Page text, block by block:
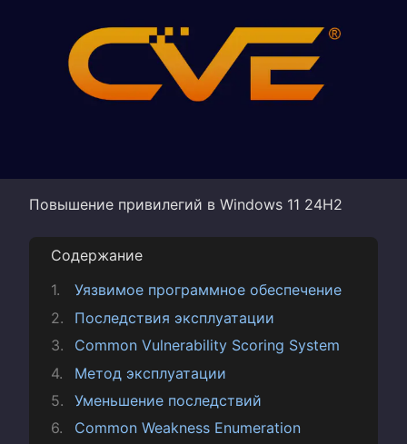
Повышение привилегий в Windows 11 24H2
Содержание
Уязвимое программное обеспечение
Последствия эксплуатации
Common Vulnerability Scoring System
Метод эксплуатации
Уменьшение последствий
Common Weakness Enumeration